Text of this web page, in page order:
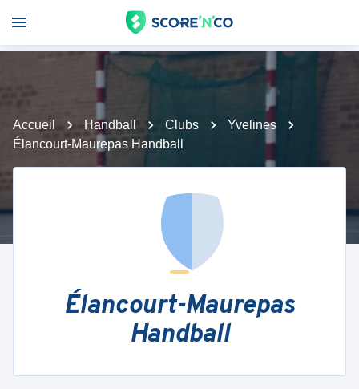
Accueil Handball Clubs
Yvelines
Élancourt-Maurepas Handball
Élancourt-Maurepas
Handball